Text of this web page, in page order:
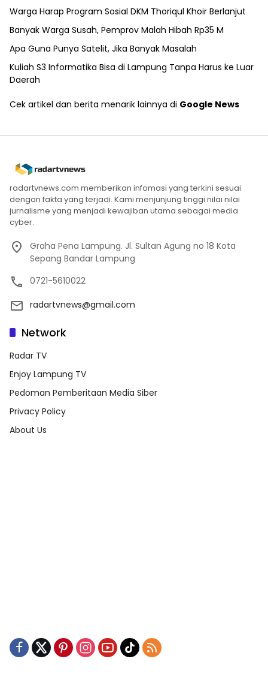
Warga Harap Program Sosial DKM Thoriqul Khoir Berlanjut
Banyak Warga Susah, Pemprov Malah Hibah Rp35 M
Apa Guna Punya Satelit, Jika Banyak Masalah
Kuliah S3 Informatika Bisa di Lampung Tanpa Harus ke Luar
Daerah
Cek artikel dan berita menarik lainnya di Google News
radartvnews.com memberikan infomasi yang terkini sesuai
dengan fakta yang terjadi. Kami menjunjung tinggi nilai nilai
jurnalisme yang menjadi kewajiban utama sebagai media
cyber.
Graha Pena Lampung. Jl. Sultan Agung no 18 Kota
Sepang Bandar Lampung
0721-5610022
radartvnews@gmail.com
Network
Radar TV
Enjoy Lampung TV
Pedoman Pemberitaan Media Siber
Privacy Policy
About Us